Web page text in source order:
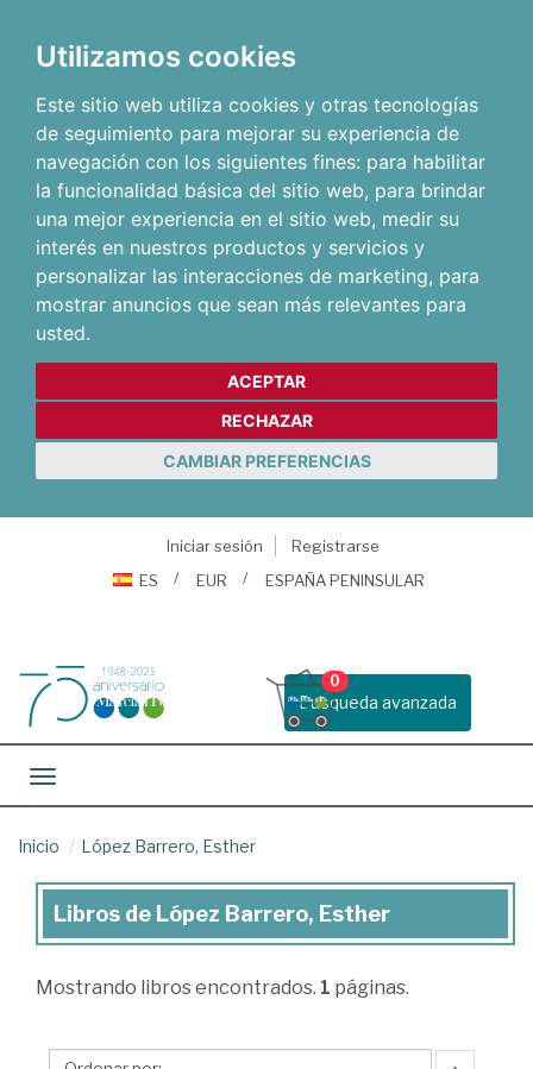
Utilizamos cookies
Este sitio web utiliza cookies y otras tecnologías
de seguimiento para mejorar su experiencia de
navegación con los siguientes fines: para habilitar
la funcionalidad básica del sitio web, para brindar
una mejor experiencia en el sitio web, medir su
interés en nuestros productos y servicios y
personalizar las interacciones de marketing, para
mostrar anuncios que sean más relevantes para
usted.
ACEPTAR
RECHAZAR
CAMBIAR PREFERENCIAS
Iniciar sesión
Registrarse
ES
EUR ESPAÑA PENINSULAR
Busqueda avanzada
0
Toggle navigation
Inicio López Barrero, Esther
Libros
López
Libros de López Barrero, Esther
Mostrando libros encontrados. 1 páginas.